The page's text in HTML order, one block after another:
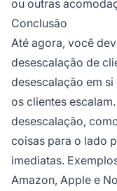
ou outras
Conclusão
Até agora, você
desescalação de
desescalação em
os clientes
desescalação,
coisas para o lado
imediatas.
Amazon, Apple e